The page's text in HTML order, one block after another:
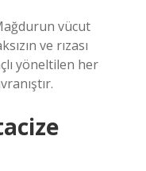
vücut
ve rızası
yöneltilen her